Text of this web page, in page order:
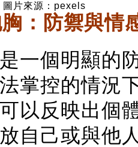
圖片來源：pexels
：防禦與情
是一個明顯的
掌控的情況
以反映出個
自己或與他